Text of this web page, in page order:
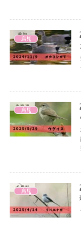
鳥見
鳥見
鳥見